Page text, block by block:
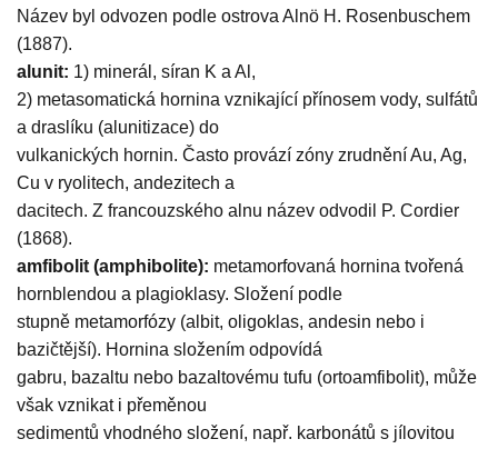
Název byl odvozen podle ostrova Alnö H. Rosenbuschem
(1887).
alunit: 1) minerál, síran K a Al,
2) metasomatická hornina vznikající přínosem vody, sulfátů
a draslíku (alunitizace) do
vulkanických hornin. Často provází zóny zrudnění Au, Ag,
Cu v ryolitech, andezitech a
dacitech. Z francouzského alnu název odvodil P. Cordier
(1868).
amfibolit (amphibolite): metamorfovaná hornina tvořená
hornblendou a plagioklasy. Složení podle
stupně metamorfózy (albit, oligoklas, andesin nebo i
bazičtější). Hornina složením odpovídá
gabru, bazaltu nebo bazaltovému tufu (ortoamfibolit), může
však vznikat i přeměnou
sedimentů vhodného složení, např. karbonátů s jílovitou